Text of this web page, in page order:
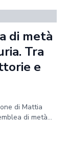
di metà
Tra
e
di Mattia
di metà...